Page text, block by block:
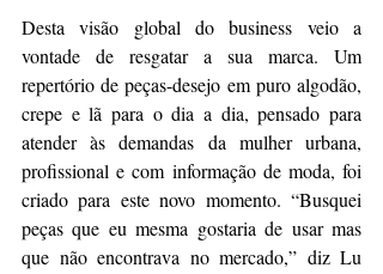
Desta visão global do business veio a
vontade de resgatar a sua marca. Um
repertório de peças-desejo em puro algodão,
crepe e lã para o dia a dia, pensado para
atender às demandas da mulher urbana,
profissional e com informação de moda, foi
criado para este novo momento. “Busquei
peças que eu mesma gostaria de usar mas
que não encontrava no mercado,” diz Lu